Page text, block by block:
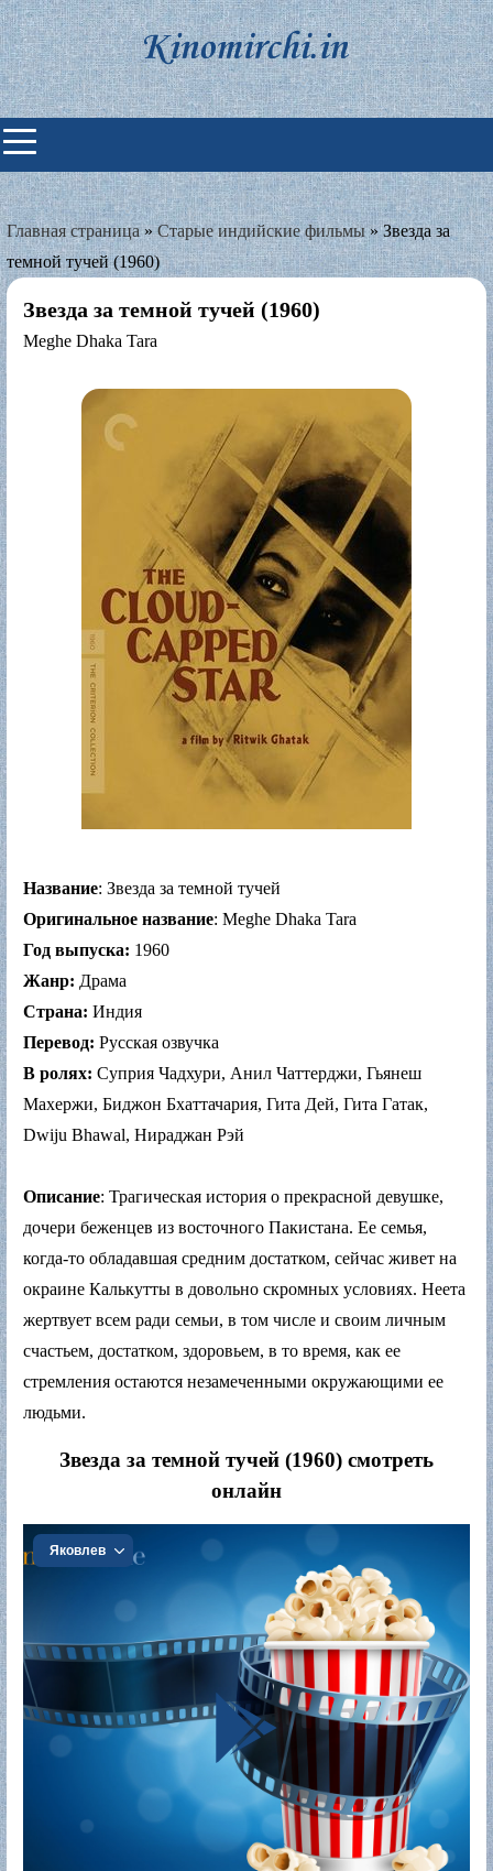
Skip
to
content
Индийские фильмы смотреть
онлайн
Главная страница»Старые индийские фильмы»Звезда за
темной тучей (1960)
Звезда за темной тучей (1960)
Meghe Dhaka Tara
Название: Звезда за темной тучей
Оригинальное название: Meghe Dhaka Tara
Год выпуска: 1960
Жанр: Драма
Страна: Индия
Перевод: Русская озвучка
В ролях: Суприя Чадхури, Анил Чаттерджи, Гьянеш
Махержи, Биджон Бхаттачария, Гита Дей, Гита Гатак,
Dwiju Bhawal, Нираджан Рэй
Описание: Трагическая история о прекрасной девушке,
дочери беженцев из восточного Пакистана. Ее семья,
когда-то обладавшая средним достатком, сейчас живет на
окраине Калькутты в довольно скромных условиях. Неета
жертвует всем ради семьи, в том числе и своим личным
счастьем, достатком, здоровьем, в то время, как ее
стремления остаются незамеченными окружающими ее
людьми.
Звезда за темной тучей (1960) смотреть
онлайн